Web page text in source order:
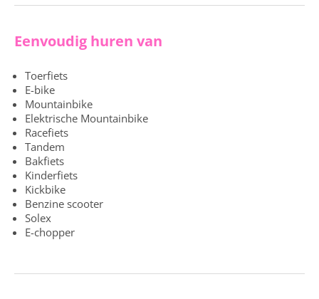
Eenvoudig huren van
Toerfiets
E-bike
Mountainbike
Elektrische Mountainbike
Racefiets
Tandem
Bakfiets
Kinderfiets
Kickbike
Benzine scooter
Solex
E-chopper